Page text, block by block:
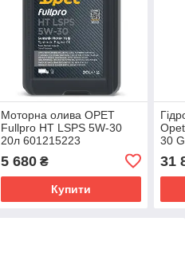
Моторна олива OPET
Fullpro HT LSPS 5W-30
20л 601215223
5 680₴
Купити
30
31